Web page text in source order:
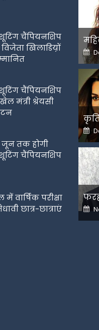
शूटिंग चैंपियनशिप
खिलाडिय़ों
शूटिंग चैंपियनशिप
मंत्री श्रेयसी
जून तक होगी
शूटिंग चैंपियनशिप
वार्षिक परीक्षा
छात्र-छात्राएं